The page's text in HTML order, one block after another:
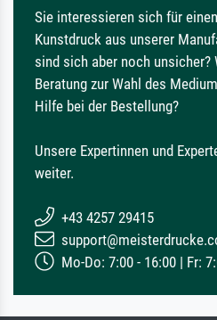
Sie interessieren sich für einen
Kunstdruck aus unserer
sind sich aber noch unsicher?
Beratung zur Wahl des
Hilfe bei der Bestellung?
Unsere Expertinnen und
weiter.
+43 4257 29415
Mo-Do: 7:00 - 16:00 | Fr: